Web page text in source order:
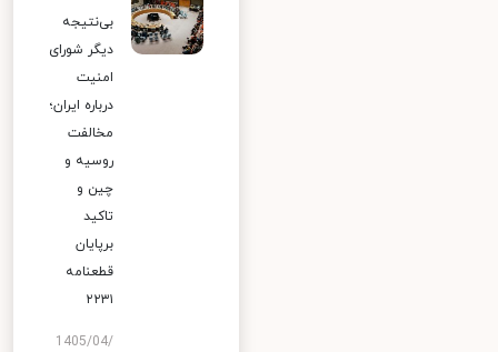
بی‌نتیجه
دیگر شورای
امنیت
درباره ایران؛
مخالفت
روسیه و
چین و
تاکید
برپایان
قطعنامه
۲۲۳۱
1405/04/